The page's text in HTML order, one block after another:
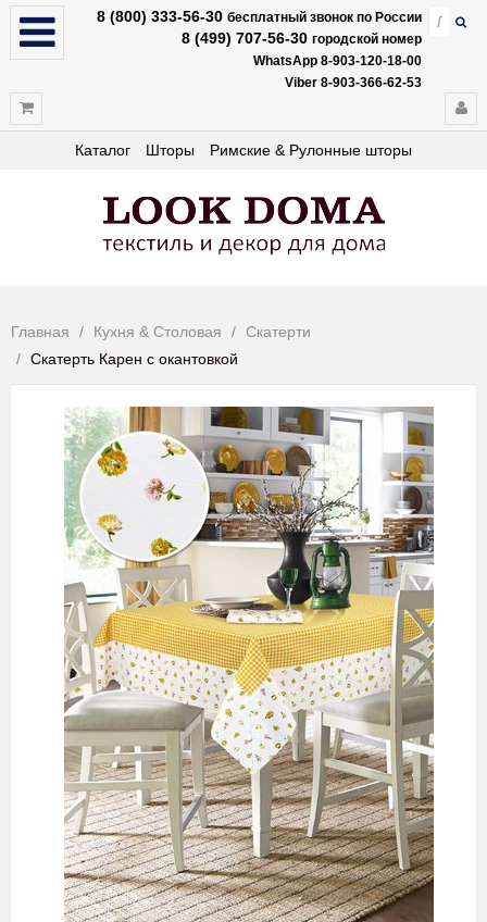
8 (800) 333-56-30 бесплатный звонок по России
8 (499) 707-56-30 городской номер
WhatsApp 8-903-120-18-00
Viber 8-903-366-62-53
Каталог Шторы Римские & Рулонные шторы
Главная Кухня & Столовая
Скатерти
Скатерть Карен с окантовкой